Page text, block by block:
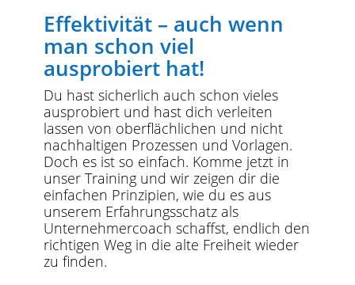
Effektivität – auch wenn
man schon viel
ausprobiert hat!
Du hast sicherlich auch schon vieles
ausprobiert und hast dich verleiten
lassen von oberflächlichen und nicht
nachhaltigen Prozessen und Vorlagen.
Doch es ist so einfach. Komme jetzt in
unser Training und wir zeigen dir die
einfachen Prinzipien, wie du es aus
unserem Erfahrungsschatz als
Unternehmercoach schaffst, endlich den
richtigen Weg in die alte Freiheit wieder
zu finden.